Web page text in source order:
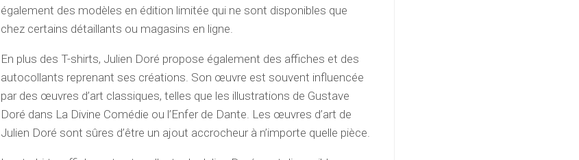
également des modèles en édition limitée qui ne sont disponibles que
chez certains détaillants ou magasins en ligne.
En plus des T-shirts, Julien Doré propose également des affiches et des
autocollants reprenant ses créations. Son œuvre est souvent influencée
par des œuvres d’art classiques, telles que les illustrations de Gustave
Doré dans La Divine Comédie ou l’Enfer de Dante. Les œuvres d’art de
Julien Doré sont sûres d’être un ajout accrocheur à n’importe quelle pièce.